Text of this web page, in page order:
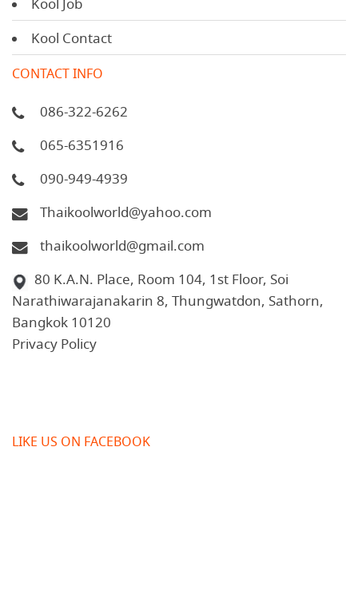
Kool Job
Kool Contact
CONTACT INFO
086-322-6262
065-6351916
090-949-4939
Thaikoolworld@yahoo.com
thaikoolworld@gmail.com
80 K.A.N. Place, Room 104, 1st Floor, Soi
Narathiwarajanakarin 8, Thungwatdon, Sathorn,
Bangkok 10120
Privacy Policy
LIKE US ON FACEBOOK